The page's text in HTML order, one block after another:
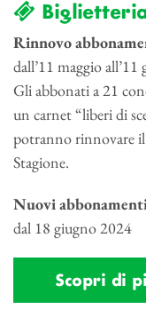
Rinnovo
dall’11 maggio
Gli abbonati a 21
un carnet “liberi di
potranno rinnovare
Stagione.
Nuovi
dal 18 giugno 2024
Scopri di